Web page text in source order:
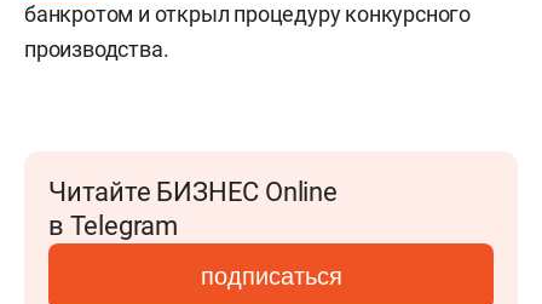
банкротом и открыл процедуру конкурсного
производства.
Читайте БИЗНЕС Online
в Telegram
подписаться